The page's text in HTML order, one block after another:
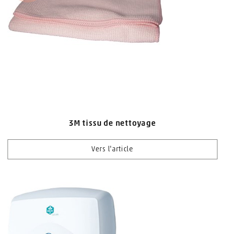
3M tissu de nettoyage
Vers l'article